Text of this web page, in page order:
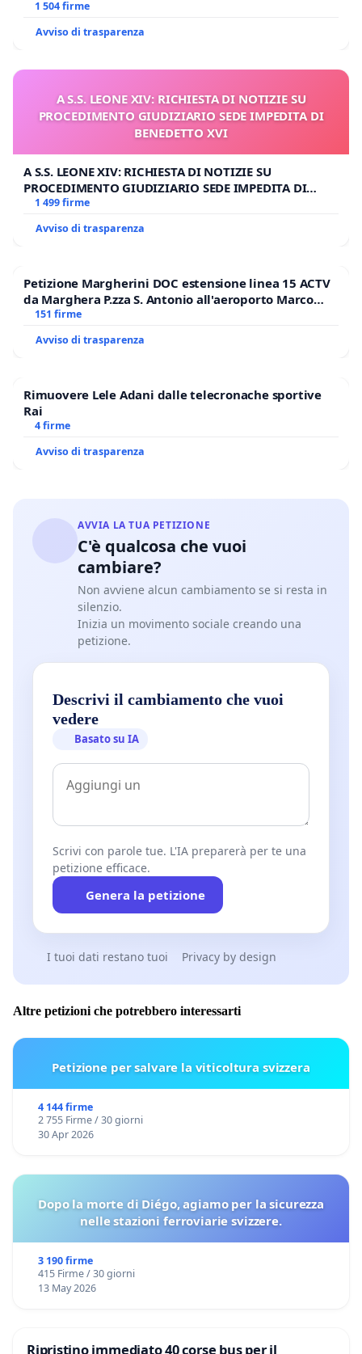
1 504 firme
Avviso di trasparenza
A S.S. LEONE XIV: RICHIESTA DI NOTIZIE SU
PROCEDIMENTO GIUDIZIARIO SEDE IMPEDITA DI
BENEDETTO XVI
A S.S. LEONE XIV: RICHIESTA DI NOTIZIE SU
PROCEDIMENTO GIUDIZIARIO SEDE IMPEDITA DI
BENEDETTO XVI
1 499 firme
Avviso di trasparenza
Petizione Margherini DOC estensione linea 15 ACTV
da Marghera P.zza S. Antonio all'aeroporto Marco
Polo tariffa a € 1,50
151 firme
Avviso di trasparenza
Rimuovere Lele Adani dalle telecronache sportive
Rai
4 firme
Avviso di trasparenza
AVVIA LA TUA PETIZIONE
C'è qualcosa che vuoi
cambiare?
Non avviene alcun cambiamento se si resta in
silenzio.
Inizia un movimento sociale creando una
petizione.
Descrivi il cambiamento che vuoi
vedere
Basato su IA
Scrivi con parole tue. L'IA preparerà per te una
petizione efficace.
Genera la petizione
I tuoi dati restano tuoi Privacy by design
Altre petizioni che potrebbero interessarti
Petizione per salvare la viticoltura svizzera
4 144 firme
2 755 Firme / 30 giorni
30 Apr 2026
Dopo la morte di Diégo, agiamo per la sicurezza
nelle stazioni ferroviarie svizzere.
3 190 firme
415 Firme / 30 giorni
13 May 2026
Ripristino immediato 40 corse bus per il